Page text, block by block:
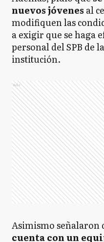
nuevos jóvenes al
modifiquen las
a exigir que se haga
personal del SPB de
institución.
Ads
Asimismo señalaron
cuenta con un